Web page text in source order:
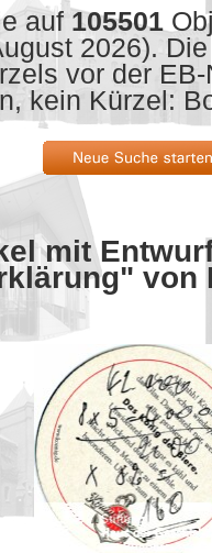
auf 105501
2026).
vor der
kein Kürzel:
mit
von